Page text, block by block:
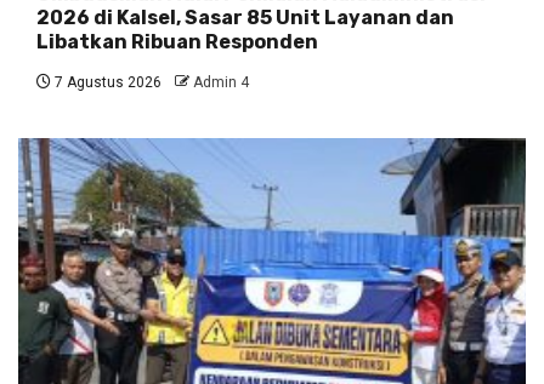
2026 di Kalsel, Sasar 85 Unit Layanan dan
Libatkan Ribuan Responden
7 Agustus 2026 Admin 4